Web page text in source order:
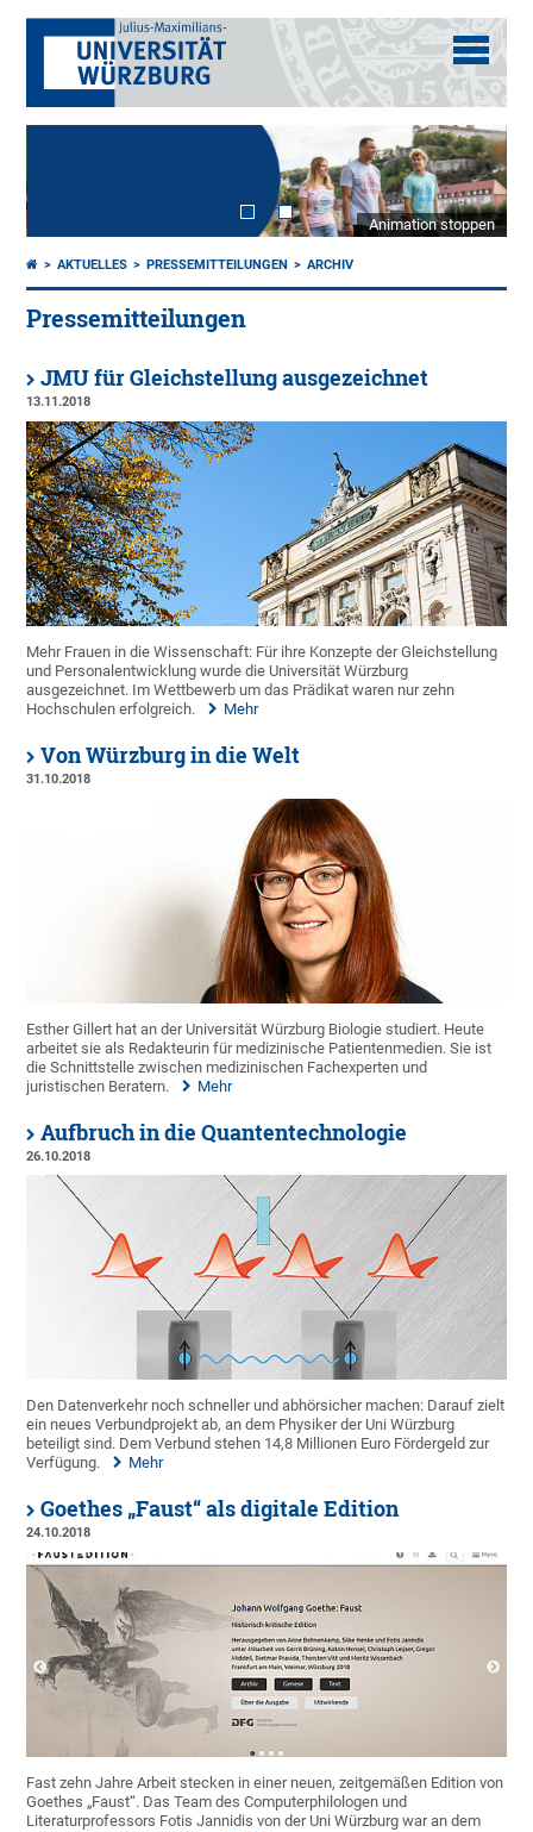
Animation stoppen
AKTUELLES PRESSEMITTEILUNGEN ARCHIV
Pressemitteilungen
JMU für Gleichstellung ausgezeichnet
13.11.2018
Mehr Frauen in die Wissenschaft: Für ihre Konzepte der Gleichstellung
und Personalentwicklung wurde die Universität Würzburg
ausgezeichnet. Im Wettbewerb um das Prädikat waren nur zehn
Hochschulen erfolgreich.
Mehr
Von Würzburg in die Welt
31.10.2018
Esther Gillert hat an der Universität Würzburg Biologie studiert. Heute
arbeitet sie als Redakteurin für medizinische Patientenmedien. Sie ist
die Schnittstelle zwischen medizinischen Fachexperten und
juristischen Beratern.
Mehr
Aufbruch in die Quantentechnologie
26.10.2018
Den Datenverkehr noch schneller und abhörsicher machen: Darauf zielt
ein neues Verbundprojekt ab, an dem Physiker der Uni Würzburg
beteiligt sind. Dem Verbund stehen 14,8 Millionen Euro Fördergeld zur
Verfügung.
Mehr
Goethes „Faust“ als digitale Edition
24.10.2018
Fast zehn Jahre Arbeit stecken in einer neuen, zeitgemäßen Edition von
Goethes „Faust“. Das Team des Computerphilologen und
Literaturprofessors Fotis Jannidis von der Uni Würzburg war an dem